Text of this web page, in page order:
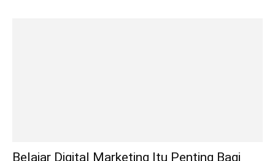
Belajar Digital Marketing Itu Penting Bagi